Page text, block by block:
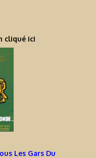
cliqué ici
Les Gars Du